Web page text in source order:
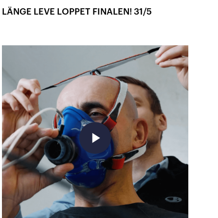
LÄNGE LEVE LOPPET FINALEN! 31/5
play_arrow